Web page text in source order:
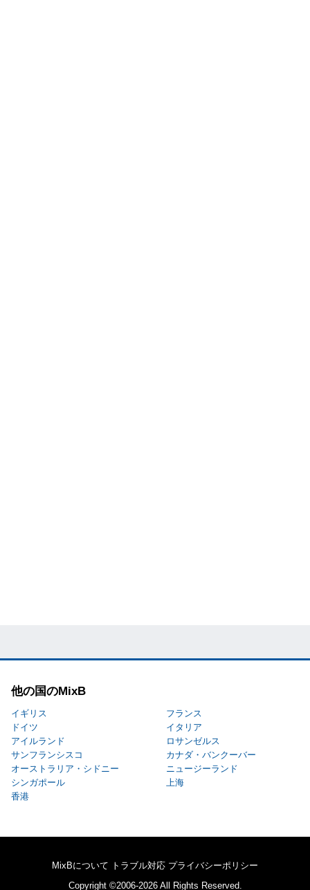
他の国のMixB
イギリス
フランス
ドイツ
イタリア
アイルランド
ロサンゼルス
サンフランシスコ
カナダ・バンクーバー
オーストラリア・シドニー
ニュージーランド
シンガポール
上海
香港
MixBについて トラブル対応 プライバシーポリシー
Copyright ©2006-2026 All Rights Reserved.